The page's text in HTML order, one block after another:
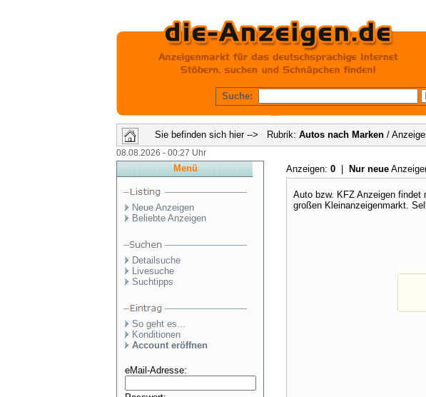
Suche:
Sie befinden sich hier --> Rubrik: Autos nach Marken/
08.08.2026 - 00:27 Uhr
Menü
Neue Anzeigen
Beliebte Anzeigen
Detailsuche
Livesuche
Suchtipps
So geht es...
Konditionen
Account eröffnen
eMail-Adresse:
Anzeigen: 0| Nur neue
Auto bzw. KFZ Anzeigen findet
großen Kleinanzeigenmarkt.